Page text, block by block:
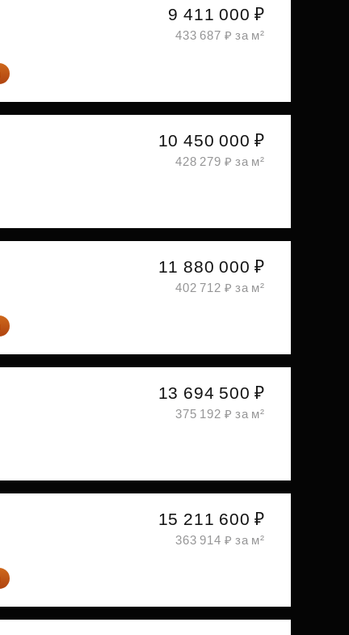
9 411 000 ₽
433 687 ₽ за м²
10 450 000 ₽
428 279 ₽ за м²
11 880 000 ₽
402 712 ₽ за м²
13 694 500 ₽
375 192 ₽ за м²
15 211 600 ₽
363 914 ₽ за м²